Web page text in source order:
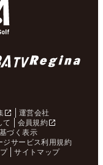
運営会社
て
会員規約
づく表示
ジサービス利用規約
サイトマップ